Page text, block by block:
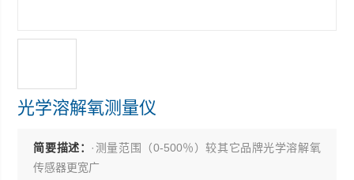
光学溶解氧测量仪
简要描述： ·测量范围（0-500％）较其它品牌光学溶解氧
传感器更宽广